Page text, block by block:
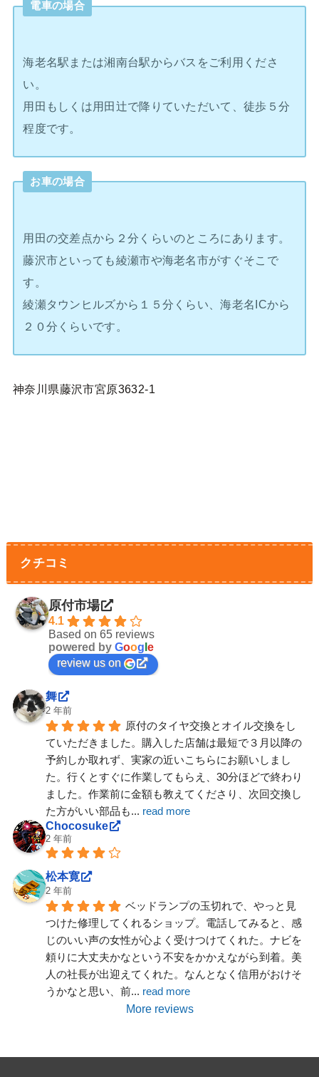
電車の場合
海老名駅または湘南台駅からバスをご利用くださ
い。
用田もしくは用田辻で降りていただいて、徒歩５分
程度です。
お車の場合
用田の交差点から２分くらいのところにあります。
藤沢市といっても綾瀬市や海老名市がすぐそこで
す。
綾瀬タウンヒルズから１５分くらい、海老名ICから
２０分くらいです。
神奈川県藤沢市宮原3632-1
クチコミ
原付市場
4.1
Based on 65 reviews
powered by Goog e
review us on
舞
2 年前
原付のタイヤ交換とオイル交換をし
ていただきました。購入した店舗は最短で３月以降の
予約しか取れず、実家の近いこちらにお願いしまし
た。行くとすぐに作業してもらえ、30分ほどで終わり
ました。作業前に金額も教えてくださり、次回交換し
た方がいい部品も... read more
Chocosuke
2 年前
松本寛
2 年前
ベッドランプの玉切れで、やっと見
つけた修理してくれるショップ。電話してみると、感
じのいい声の女性が心よく受けつけてくれた。ナビを
頼りに大丈夫かなという不安をかかえながら到着。美
人の社長が出迎えてくれた。なんとなく信用がおけそ
うかなと思い、前... read more
More reviews